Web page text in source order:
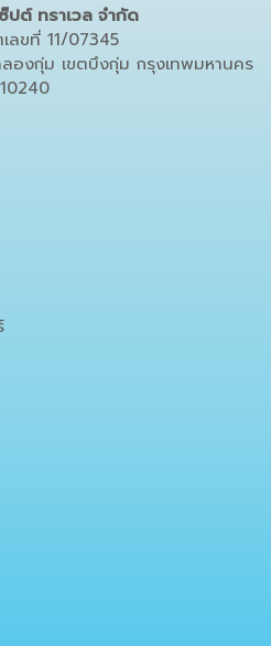
ปต์ ทราเวล จำกัด
ลขที่ 11/07345
องกุ่ม เขตบึงกุ่ม กรุงเทพมหานคร
10240